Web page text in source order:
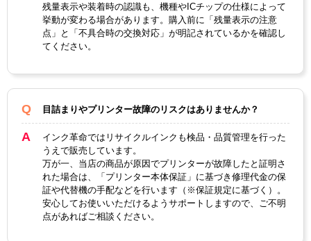
製品タ
イプ
リサイクルインク
残量表示や装着時の認識も、機種やICチップの仕様によって
挙動が変わる場合があります。購入前に「残量表示の注意
点」と「不具合時の交換対応」が明記されているかを確認し
てください。
目詰まりやプリンター故障のリスクはありませんか？
インク革命ではリサイクルインクも検品・品質管理を行った
うえで販売しています。
万が一、当店の商品が原因でプリンターが故障したと証明さ
れた場合は、「プリンター本体保証」に基づき修理代金の保
証や代替機の手配などを行います（※保証規定に基づく）。
安心してお使いいただけるようサポートしますので、ご不明
点があればご相談ください。